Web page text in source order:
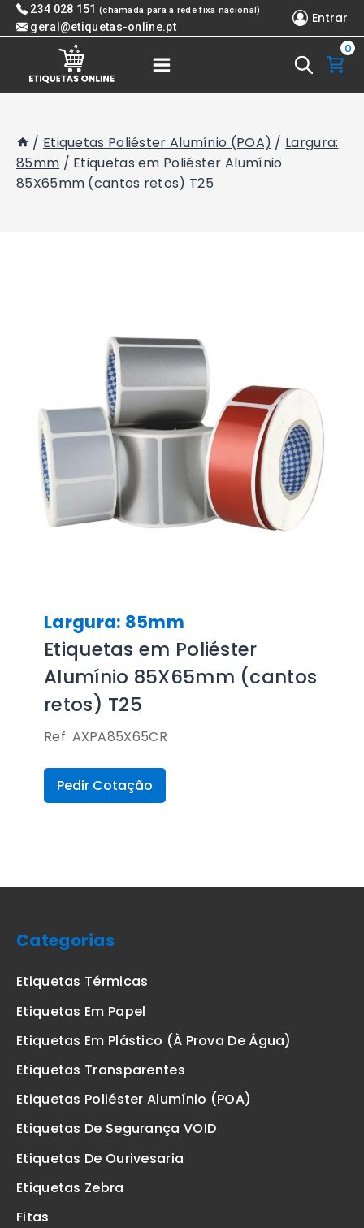
Skip 234 028 151 (chamada para a rede fixa nacional)
geral@etiquetas-online.pt
Entrar
0
/ Etiquetas Poliéster Alumínio (POA) / Largura:
85mm / Etiquetas em Poliéster Alumínio
85X65mm (cantos retos) T25
Largura: 85mm
Etiquetas em Poliéster
Alumínio 85X65mm (cantos
retos) T25
Ref: AXPA85X65CR
Pedir Cotação
Categorias
Etiquetas Térmicas
Etiquetas Em Papel
Etiquetas Em Plástico (à Prova De Água)
Etiquetas Transparentes
Etiquetas Poliéster Alumínio (POA)
Etiquetas De Segurança VOID
Etiquetas De Ourivesaria
Etiquetas Zebra
Fitas